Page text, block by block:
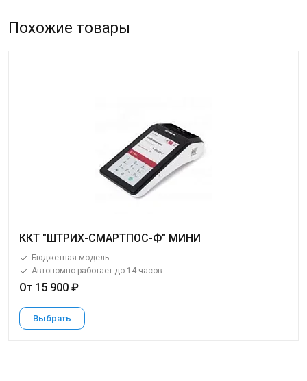
Похожие товары
ККТ "ШТРИХ-СМАРТПОС-Ф" МИНИ
Бюджетная модель
Автономно работает до 14 часов
От 15 900 ₽
Выбрать